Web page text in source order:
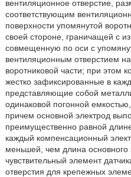
вентиляционное отверстие,
соответствующим
поверхности упомянутой
своей стороне, граничащей с
совмещенную по оси с
вентиляционным отверстием
воротниковой части; при этом
жестко зафиксированные в
представляющие собой
одинаковой погонной
причем основной электрод
преимущественно равной
каждый компенсационный
меньшей, чем длина основного
чувствительный элемент
отверстия для крепежных